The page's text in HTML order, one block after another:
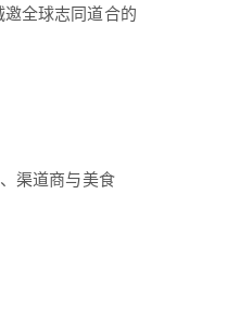
全球志同道合的
渠道商与美食